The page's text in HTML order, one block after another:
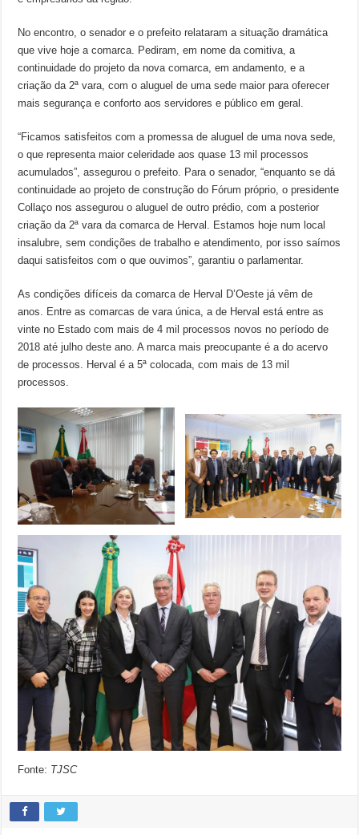
No encontro, o senador e o prefeito relataram a situação dramática
que vive hoje a comarca. Pediram, em nome da comitiva, a
continuidade do projeto da nova comarca, em andamento, e a
criação da 2ª vara, com o aluguel de uma sede maior para oferecer
mais segurança e conforto aos servidores e público em geral.
“Ficamos satisfeitos com a promessa de aluguel de uma nova sede,
o que representa maior celeridade aos quase 13 mil processos
acumulados”, assegurou o prefeito. Para o senador, “enquanto se dá
continuidade ao projeto de construção do Fórum próprio, o presidente
Collaço nos assegurou o aluguel de outro prédio, com a posterior
criação da 2ª vara da comarca de Herval. Estamos hoje num local
insalubre, sem condições de trabalho e atendimento, por isso saímos
daqui satisfeitos com o que ouvimos”, garantiu o parlamentar.
As condições difíceis da comarca de Herval D’Oeste já vêm de
anos. Entre as comarcas de vara única, a de Herval está entre as
vinte no Estado com mais de 4 mil processos novos no período de
2018 até julho deste ano. A marca mais preocupante é a do acervo
de processos. Herval é a 5ª colocada, com mais de 13 mil
processos.
Fonte: TJSC